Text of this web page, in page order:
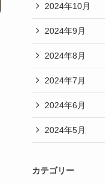
2024年10月
2024年9月
2024年8月
2024年7月
2024年6月
2024年5月
カテゴリー